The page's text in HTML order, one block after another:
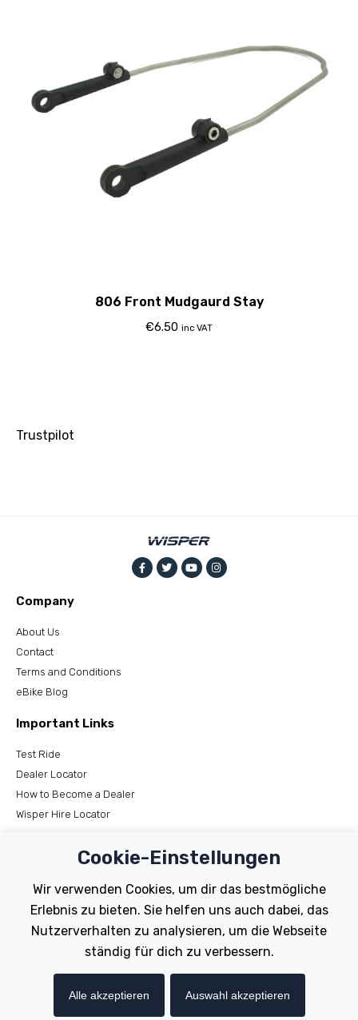
806 Front Mudgaurd Stay
€6.50 inc VAT
Trustpilot
Company
About Us
Contact
Terms and Conditions
eBike Blog
Important Links
Test Ride
Dealer Locator
How to Become a Dealer
Wisper Hire Locator
FAQs
Manuals
Tutorials
Cookie-Einstellungen
Wir verwenden Cookies, um dir das bestmögliche
Erlebnis zu bieten. Sie helfen uns auch dabei, das
Nutzerverhalten zu analysieren, um die Webseite
ständig für dich zu verbessern.
Alle akzeptieren Auswahl akzeptieren